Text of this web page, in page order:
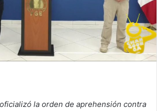
la orden de aprehensión contra